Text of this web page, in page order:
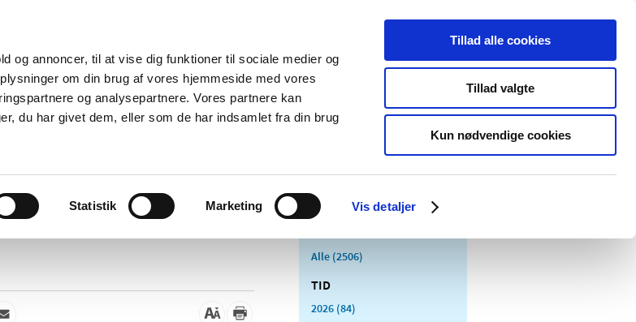
og annoncer, til at vise dig funktioner til sociale medier og
om din brug af vores hjemmeside med vores
og analysepartnere. Vores partnere kan
du har givet dem, eller som de har indsamlet fra din brug
Statistik Marketing Vis detaljer
Tillad alle cookies
Tillad valgte
Kun nødvendige cookies
Nyheder Om os Kontakt Udgivelser
Tilskud og
Apoteker og salg af
Medicinsk
Særlige
produktområder
Alle (2506)
TID
2026 (84)